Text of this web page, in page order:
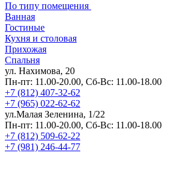
По типу помещения
Ванная
Гостиные
Кухня и столовая
Прихожая
Спальня
ул. Нахимова, 20
Пн-пт: 11.00-20.00, Сб-Вс: 11.00-18.00
+7 (812) 407-32-62
+7 (965) 022-62-62
ул.Малая Зеленина, 1/22
Пн-пт: 11.00-20.00, Сб-Вс: 11.00-18.00
+7 (812) 509-62-22
+7 (981) 246-44-77